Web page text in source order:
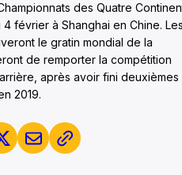
des Quatre
février à Shanghai en Chine.
le gratin mondial de la
de remporter la compétition
après avoir fini deuxièmes
2019.